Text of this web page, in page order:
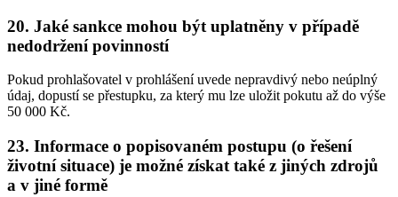
20. Jaké sankce mohou být uplatněny v případě
nedodržení povinností
Pokud prohlašovatel v prohlášení uvede nepravdivý nebo neúplný
údaj, dopustí se přestupku, za který mu lze uložit pokutu až do výše
50 000 Kč.
23. Informace o popisovaném postupu (o řešení
životní situace) je možné získat také z jiných zdrojů
a v jiné formě